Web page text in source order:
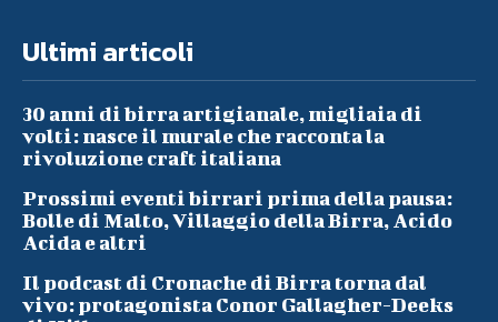
Ultimi articoli
30 anni di birra artigianale, migliaia di
volti: nasce il murale che racconta la
rivoluzione craft italiana
Prossimi eventi birrari prima della pausa:
Bolle di Malto, Villaggio della Birra, Acido
Acida e altri
Il podcast di Cronache di Birra torna dal
vivo: protagonista Conor Gallagher-Deeks